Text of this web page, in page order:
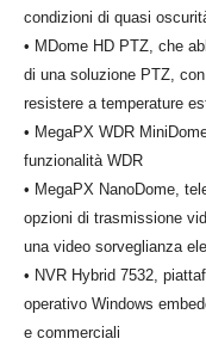
condizioni di quasi
• MDome HD PTZ, che
di una soluzione PTZ,
resistere a temperature
• MegaPX WDR
funzionalità WDR
• MegaPX NanoDome,
opzioni di trasmissione
una video sorveglianza
• NVR Hybrid 7532,
operativo Windows
e commerciali